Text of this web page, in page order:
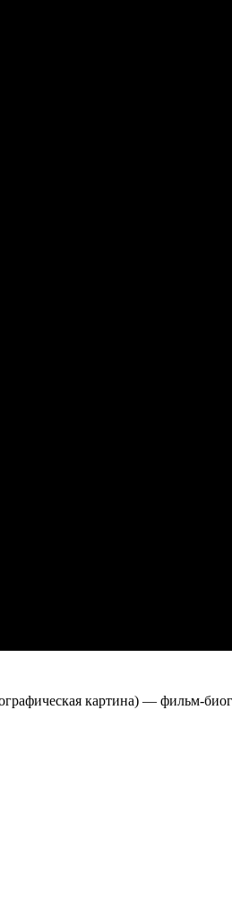
картина) — фильм-